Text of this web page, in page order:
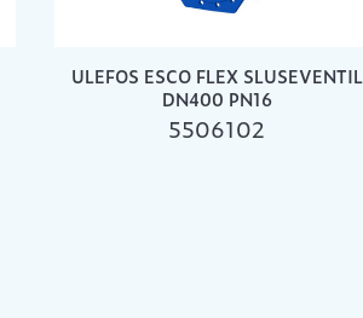
ULEFOS ESCO FLEX SLUSEVENTIL
DN400 PN16
5506102